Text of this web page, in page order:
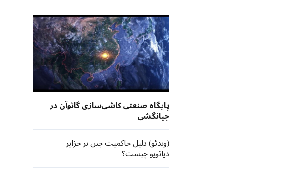
پایگاه صنعتی کاشی‌سازی گائوآن در
جیانگشی
(ویدئو) دلیل حاکمیت چین بر جزایر
دیائویو چیست؟